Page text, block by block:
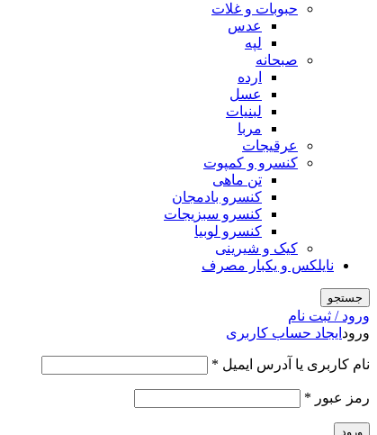
حبوبات و غلات
عدس
لپه
صبحانه
ارده
عسل
لبنیات
مربا
عرقیجات
کنسرو و کمپوت
تن ماهی
کنسرو بادمجان
کنسرو سبزیجات
کنسرو لوبیا
کیک و شیرینی
نایلکس و یکبار مصرف
جستجو
ورود / ثبت نام
ورود ایجاد حساب کاربری
نام کاربری یا آدرس ایمیل *
رمز عبور *
ورود